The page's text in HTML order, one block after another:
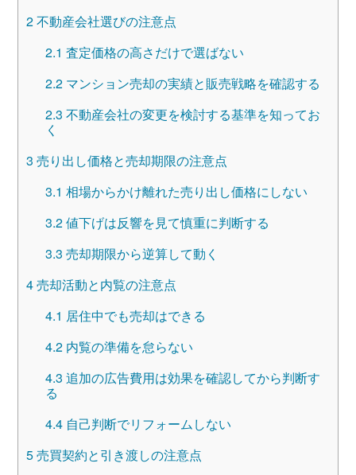
2不動産会社選びの注意点
2.1 査定価格の高さだけで選ばない
2.2マンション売却の実績と販売戦略を確認する
2.3 不動産会社の変更を検討する基準を知ってお
く
3 売り出し価格と売却期限の注意点
3.1 相場からかけ離れた売り出し価格にしない
3.2値下げは反響を見て慎重に判断する
3.3 売却期限から逆算して動く
4売却活動と内覧の注意点
4.1 居住中でも売却はできる
4.2内覧の準備を怠らない
4.3 追加の広告費用は効果を確認してから判断す
る
4.4自己判断でリフォームしない
5売買契約と引き渡しの注意点